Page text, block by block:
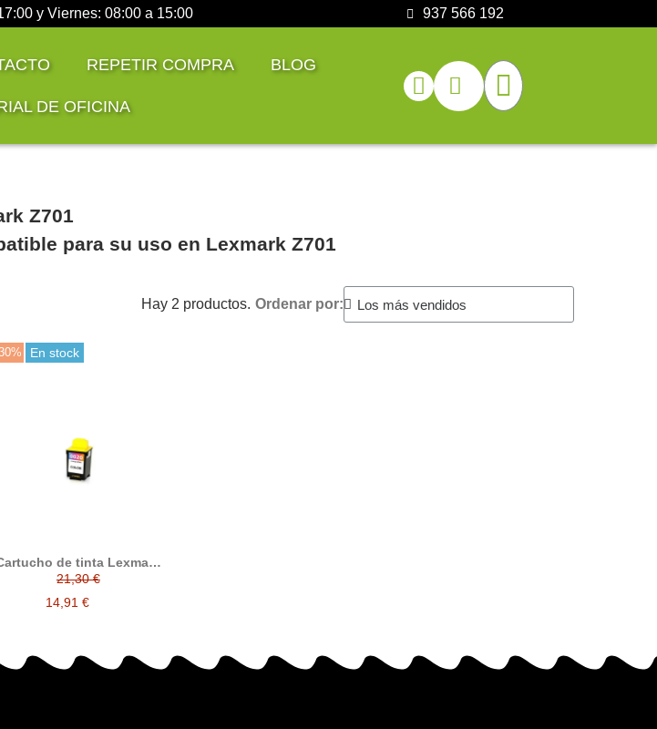
y Viernes: 08:00 a 15:00 937 566 192
REPETIR COMPRA BLOG
DE OFICINA
Z701
para su uso en Lexmark Z701
Hay 2 productos. Ordenar por:
En stock
de tinta Lexmark
nº20, compatible con
Lexmark 015MX120BR /
21,30 €
14,91 €